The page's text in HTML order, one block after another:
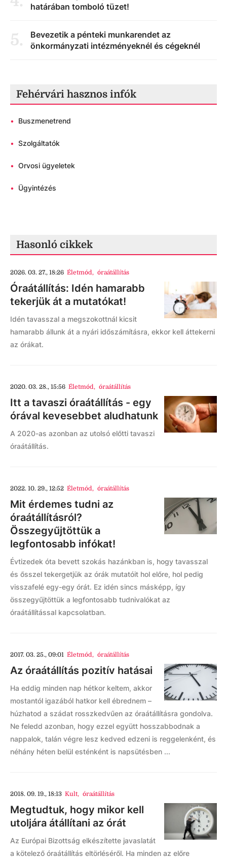
határában tomboló tüzet!
5.
Bevezetik a pénteki munkarendet az
önkormányzati intézményeknél és cégeknél
Fehérvári hasznos infók
• Buszmenetrend
• Szolgáltatók
• Orvosi ügyeletek
• Ügyintézés
Hasonló cikkek
2026. 03. 27., 18:26 Életmód, óraátállítás
Óraátállítás: Idén hamarabb
tekerjük át a mutatókat!
Idén tavasszal a megszokottnál kicsit
hamarabb állunk át a nyári időszámításra, ekkor kell áttekerni
az órákat.
2020. 03. 28., 15:56 Életmód, óraátállítás
Itt a tavaszi óraátállítás - egy
órával kevesebbet aludhatunk
A 2020-as azonban az utolsó előtti tavaszi
óraátállítás.
2022. 10. 29., 12:52 Életmód, óraátállítás
Mit érdemes tudni az
óraátállításról?
Összegyűjtöttük a
legfontosabb infókat!
Évtizedek óta bevett szokás hazánkban is, hogy tavasszal
és ősszel tekergetjük az órák mutatóit hol előre, hol pedig
visszafelé egy-egy órát. Ez idén sincs másképp, így
összegyűjtöttük a legfontosabb tudnivalókat az
óraátállítással kapcsolatban.
2017. 03. 25., 09:01 Életmód, óraátállítás
Az óraátállítás pozitív hatásai
Ha eddig minden nap hétkor keltem, akkor
mostantól igazából hatkor kell ébrednem –
húzhatod a szádat rosszkedvűen az óraátállításra gondolva.
Ne feledd azonban, hogy ezzel együtt hosszabbodnak a
nappalok, talán végre lesz kedved edzeni is reggelenként, és
néhány héten belül esténként is napsütésben ...
2018. 09. 19., 18:13 Kult, óraátállítás
Megtudtuk, hogy mikor kell
utoljára átállítani az órát
Az Európai Bizottság elkészítette javaslatát
a kötelező óraátállítás eltörléséről. Ha minden az előre